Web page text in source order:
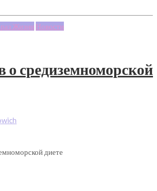
Жизни Новости
о средиземноморской
диете